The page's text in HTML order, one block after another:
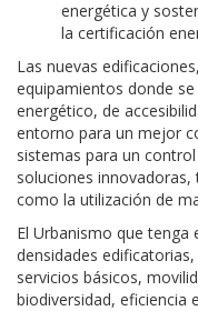
energética y
la certificación
Las nuevas
equipamientos donde
energético, de
entorno para un mejor
sistemas para un
soluciones
como la utilización de
El Urbanismo que tenga
densidades
servicios básicos,
biodiversidad, eficiencia